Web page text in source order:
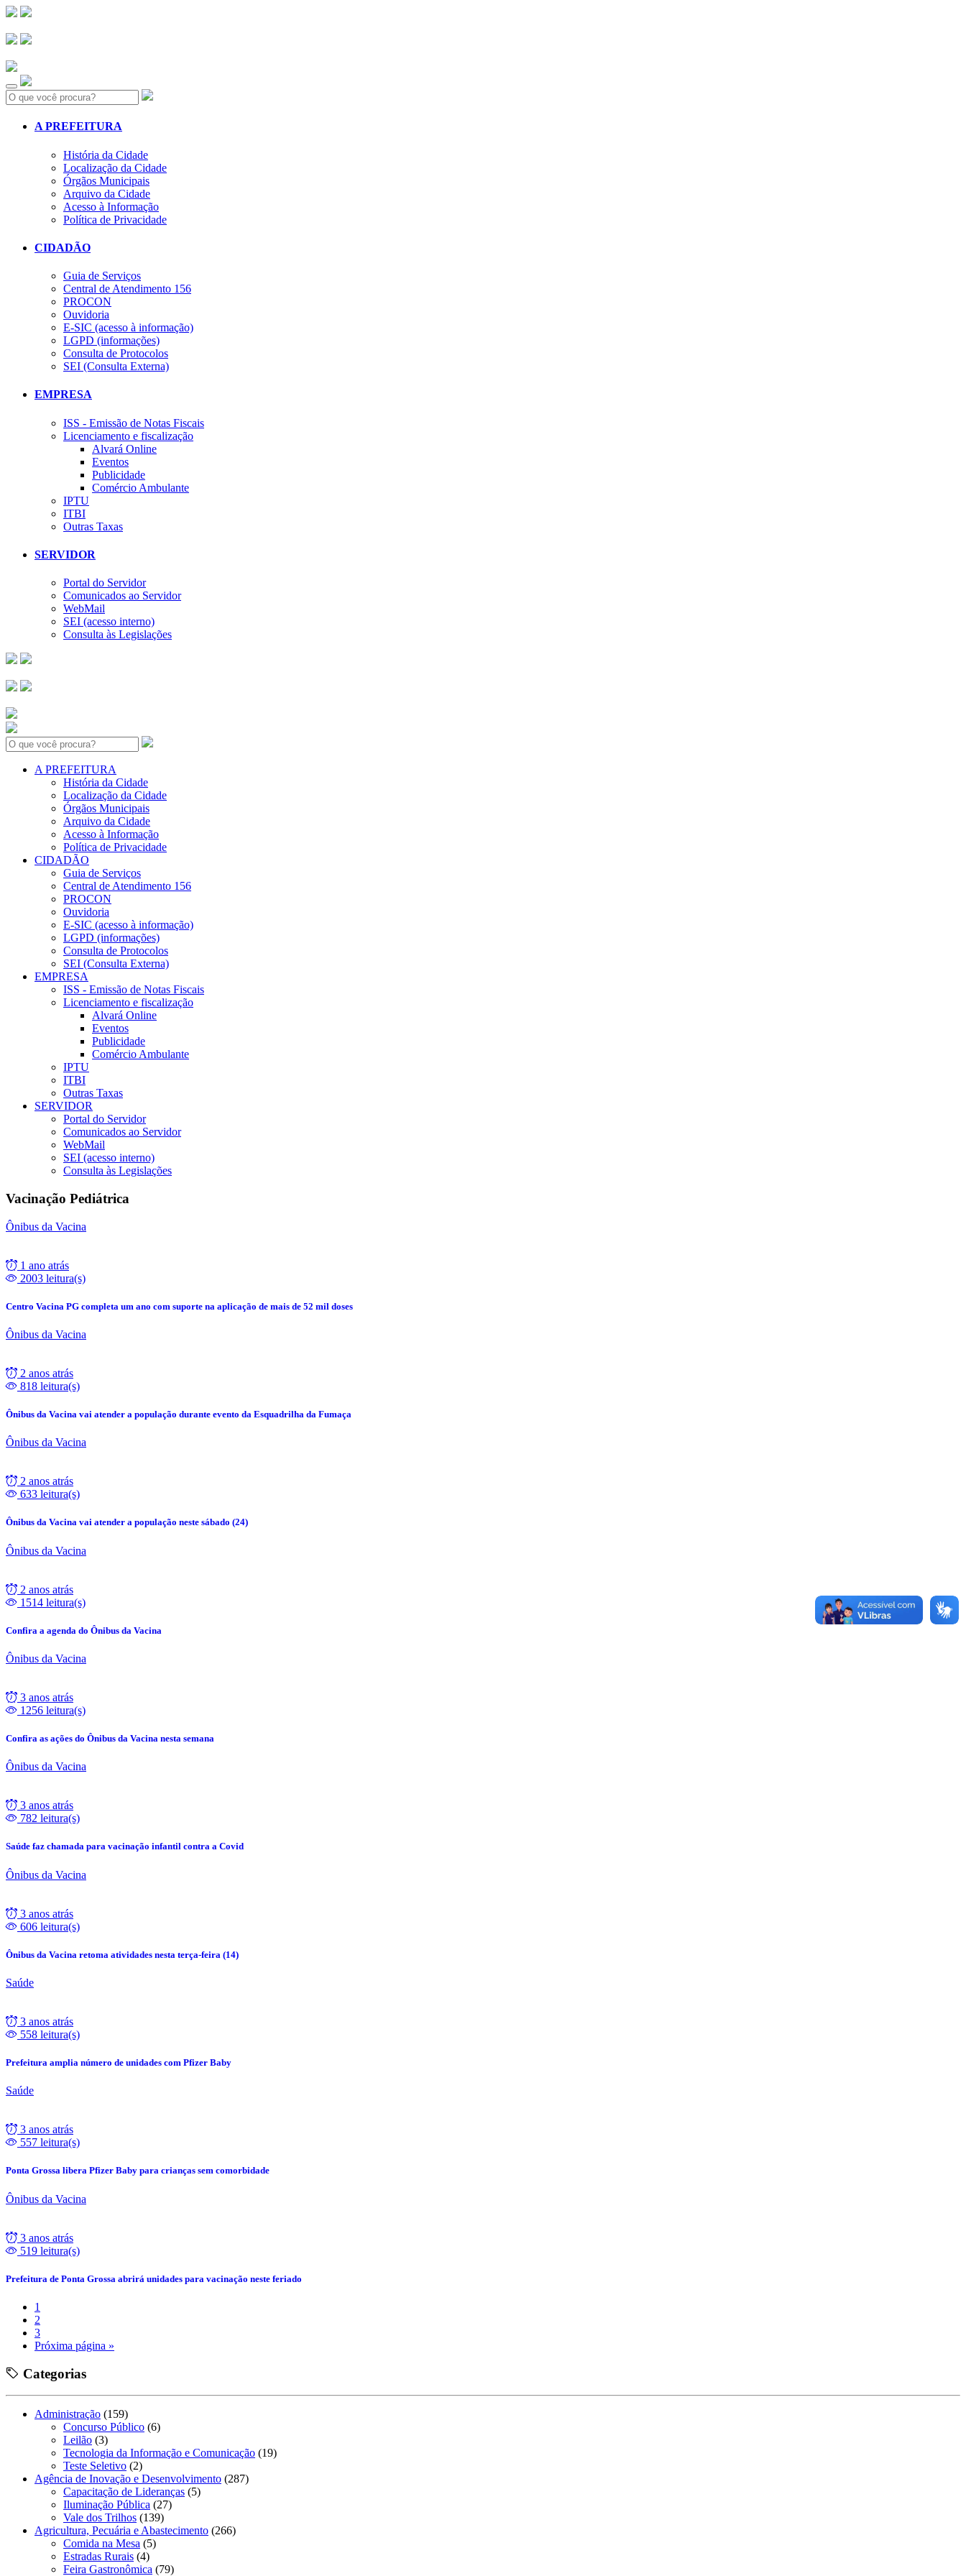
Search:
A PREFEITURA
História da Cidade
Localização da Cidade
Órgãos Municipais
Arquivo da Cidade
Acesso à Informação
Política de Privacidade
CIDADÃO
Guia de Serviços
Central de Atendimento 156
PROCON
Ouvidoria
E-SIC (acesso à informação)
LGPD (informações)
Consulta de Protocolos
SEI (Consulta Externa)
EMPRESA
ISS - Emissão de Notas Fiscais
Licenciamento e fiscalização
Alvará Online
Eventos
Publicidade
Comércio Ambulante
IPTU
ITBI
Outras Taxas
SERVIDOR
Portal do Servidor
Comunicados ao Servidor
WebMail
SEI (acesso interno)
Consulta às Legislações
Search:
A PREFEITURA
História da Cidade
Localização da Cidade
Órgãos Municipais
Arquivo da Cidade
Acesso à Informação
Política de Privacidade
CIDADÃO
Guia de Serviços
Central de Atendimento 156
PROCON
Ouvidoria
E-SIC (acesso à informação)
LGPD (informações)
Consulta de Protocolos
SEI (Consulta Externa)
EMPRESA
ISS - Emissão de Notas Fiscais
Licenciamento e fiscalização
Alvará Online
Eventos
Publicidade
Comércio Ambulante
IPTU
ITBI
Outras Taxas
SERVIDOR
Portal do Servidor
Comunicados ao Servidor
WebMail
SEI (acesso interno)
Consulta às Legislações
Vacinação Pediátrica
Ônibus da Vacina
1 ano atrás
2003 leitura(s)
Centro Vacina PG completa um ano com suporte na aplicação de mais de 52 mil doses
Ônibus da Vacina
2 anos atrás
818 leitura(s)
Ônibus da Vacina vai atender a população durante evento da Esquadrilha da Fumaça
Ônibus da Vacina
2 anos atrás
633 leitura(s)
Ônibus da Vacina vai atender a população neste sábado (24)
Ônibus da Vacina
2 anos atrás
1514 leitura(s)
Confira a agenda do Ônibus da Vacina
Ônibus da Vacina
3 anos atrás
1256 leitura(s)
Confira as ações do Ônibus da Vacina nesta semana
Ônibus da Vacina
3 anos atrás
782 leitura(s)
Saúde faz chamada para vacinação infantil contra a Covid
Ônibus da Vacina
3 anos atrás
606 leitura(s)
Ônibus da Vacina retoma atividades nesta terça-feira (14)
Saúde
3 anos atrás
558 leitura(s)
Prefeitura amplia número de unidades com Pfizer Baby
Saúde
3 anos atrás
557 leitura(s)
Ponta Grossa libera Pfizer Baby para crianças sem comorbidade
Ônibus da Vacina
3 anos atrás
519 leitura(s)
Prefeitura de Ponta Grossa abrirá unidades para vacinação neste feriado
1
2
3
Próxima página »
Categorias
Administração (159)
Concurso Público (6)
Leilão (3)
Tecnologia da Informação e Comunicação (19)
Teste Seletivo (2)
Agência de Inovação e Desenvolvimento (287)
Capacitação de Lideranças (5)
Iluminação Pública (27)
Vale dos Trilhos (139)
Agricultura, Pecuária e Abastecimento (266)
Comida na Mesa (5)
Estradas Rurais (4)
Feira Gastronômica (79)